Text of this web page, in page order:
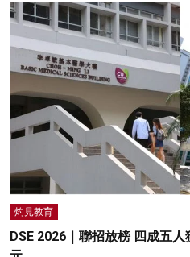
灼見教育
DSE 2026｜聯招放榜 四成五